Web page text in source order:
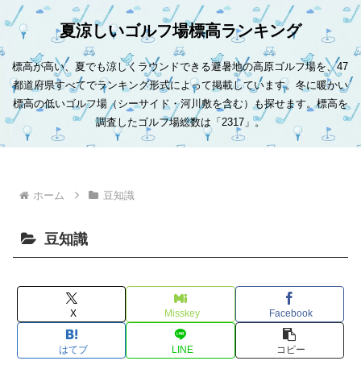
夏涼しいゴルフ場標高ランキング
標高が高い、夏でも涼しくラウンドできる避暑地の高原ゴルフ場を、47
都道府県すべてでランキング形式によって掲載しています。冬に暖かい
標高の低いゴルフ場（シーサイド・河川敷を含む）も探せます。標高を
調査したゴルフ場総数は「2317」。
ホーム 豆知識
豆知識
X Misskey Facebook
はてブ LINE コピー